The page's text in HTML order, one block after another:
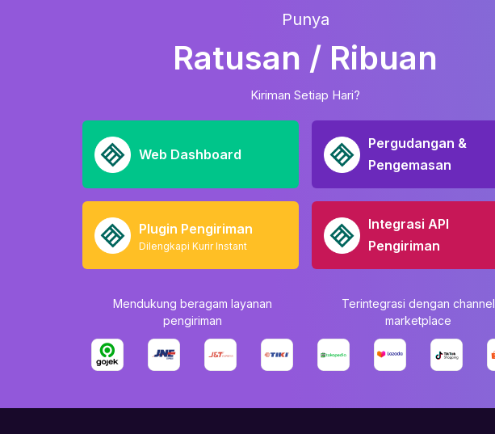
Punya
Ratusan / Ribuan
Kiriman Setiap Hari?
Web Dashboard
Pergudangan &
Pengemasan
Plugin Pengiriman
Dilengkapi Kurir Instant
Integrasi API
Pengiriman
Mendukung beragam layanan
pengiriman
Terintegrasi dengan channel
marketplace